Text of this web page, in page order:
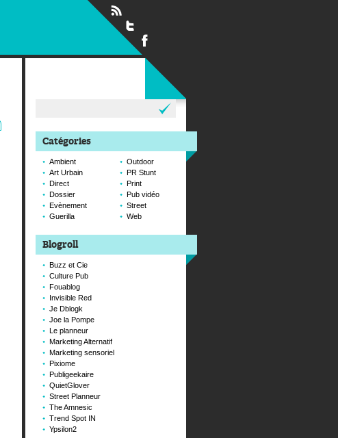
Catégories
Ambient
Art Urbain
Direct
Dossier
Evènement
Guerilla
Outdoor
PR Stunt
Print
Pub vidéo
Street
Web
Blogroll
Buzz et Cie
Culture Pub
Fouablog
Invisible Red
Je Dblogk
Joe la Pompe
Le planneur
Marketing Alternatif
Marketing sensoriel
Pixiome
Publigeekaire
QuietGlover
Street Planneur
The Amnesic
Trend Spot IN
Ypsilon2